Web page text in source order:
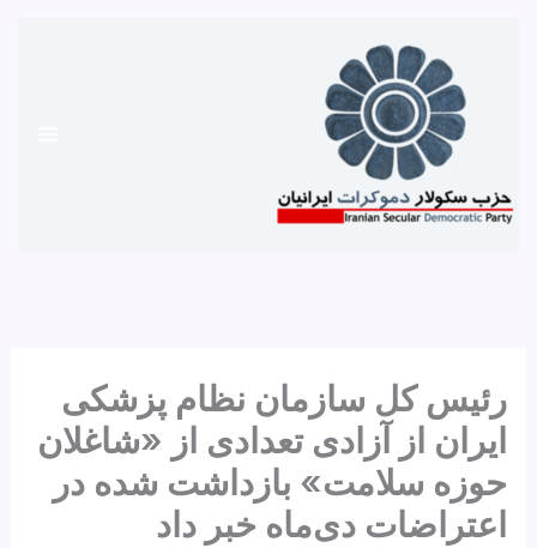
رئیس کل سازمان نظام پزشکی
ایران از آزادی تعدادی از «شاغلان
حوزه سلامت» بازداشت شده در
اعتراضات دی‌ماه خبر داد